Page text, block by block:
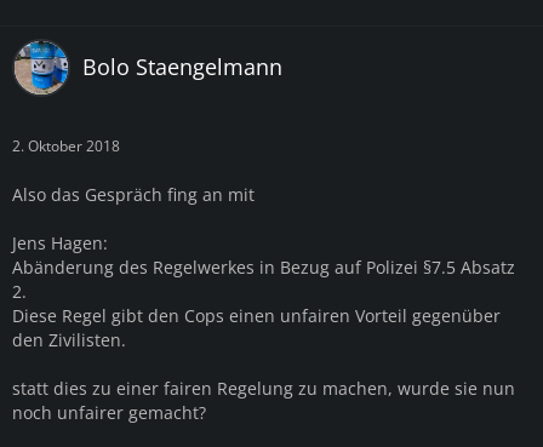
Bolo Staengelmann
2. Oktober 2018
Also das Gespräch fing an mit
Jens Hagen:
Abänderung des Regelwerkes in Bezug auf Polizei §7.5 Absatz
2.
Diese Regel gibt den Cops einen unfairen Vorteil gegenüber
den Zivilisten.
statt dies zu einer fairen Regelung zu machen, wurde sie nun
noch unfairer gemacht?